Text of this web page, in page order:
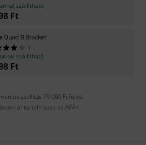
szállítható
Ft
Quad B Bracket
1
szállítható
Ft
szállítás 79 000 Ft fölött
ár tartalmazza az ÁFÁ-t